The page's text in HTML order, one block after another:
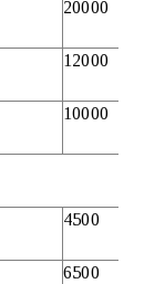
20000
12000
10000
4500
6500